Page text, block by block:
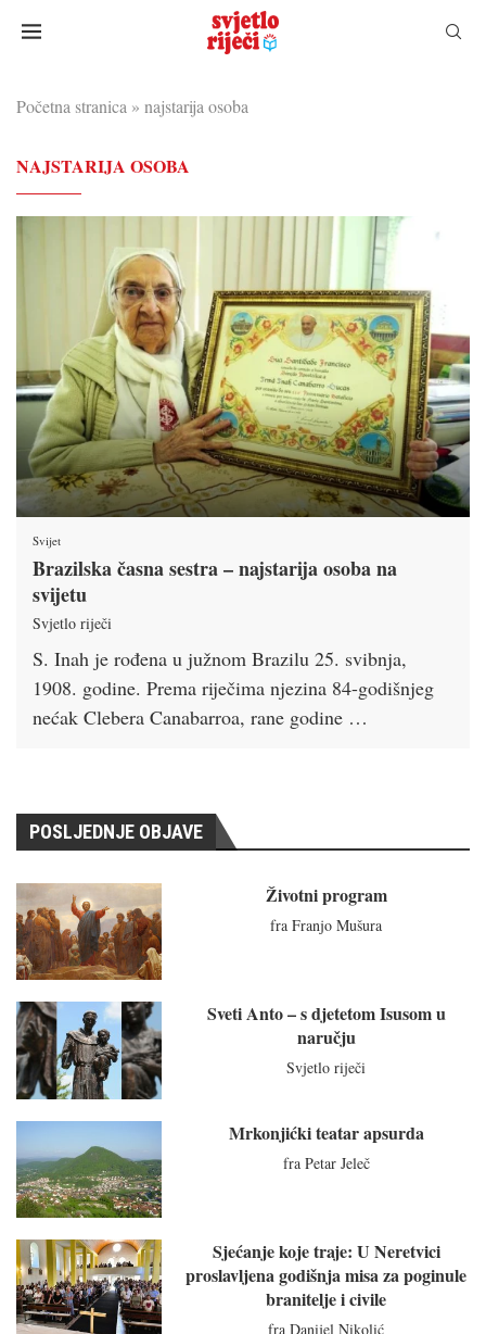
Početna stranica » najstarija osoba
NAJSTARIJA OSOBA
Svijet
Brazilska časna sestra – najstarija osoba na
svijetu
Svjetlo riječi
S. Inah je rođena u južnom Brazilu 25. svibnja,
1908. godine. Prema riječima njezina 84-godišnjeg
nećak Clebera Canabarroa, rane godine …
POSLJEDNJE OBJAVE
Životni program
fra Franjo Mušura
Sveti Anto – s djetetom Isusom u
naručju
Svjetlo riječi
Mrkonjićki teatar apsurda
fra Petar Jeleč
Sjećanje koje traje: U Neretvici
proslavljena godišnja misa za poginule
branitelje i civile
fra Danijel Nikolić